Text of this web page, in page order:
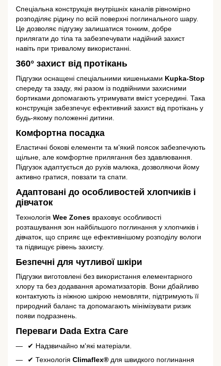
Спеціальна конструкція внутрішніх каналів рівномірно
розподіляє рідину по всій поверхні поглинального шару.
Це дозволяє підгузку залишатися тонким, добре
прилягати до тіла та забезпечувати надійний захист
навіть при тривалому використанні.
360° захист від протікань
Підгузки оснащені спеціальними кишеньками Kupka-Stop
спереду та ззаду, які разом із подвійними захисними
бортиками допомагають утримувати вміст усередині. Така
конструкція забезпечує ефективний захист від протікань у
будь-якому положенні дитини.
Комфортна посадка
Еластичні бокові елементи та м'який поясок забезпечують
щільне, але комфортне прилягання без здавлювання.
Підгузок адаптується до рухів малюка, дозволяючи йому
активно гратися, повзати та спати.
Адаптовані до особливостей хлопчиків і
дівчаток
Технологія Wee Zones враховує особливості
розташування зон найбільшого поглинання у хлопчиків і
дівчаток, що сприяє ще ефективнішому розподілу вологи
та підвищує рівень захисту.
Безпечні для чутливої шкіри
Підгузки виготовлені без використання елементарного
хлору та без додавання ароматизаторів. Вони дбайливо
контактують із ніжною шкірою немовляти, підтримують її
природний баланс та допомагають мінімізувати ризик
появи подразнень.
Переваги Dada Extra Care
✔ Надзвичайно м'які матеріали.
✔ Технологія Climaflex® для швидкого поглинання